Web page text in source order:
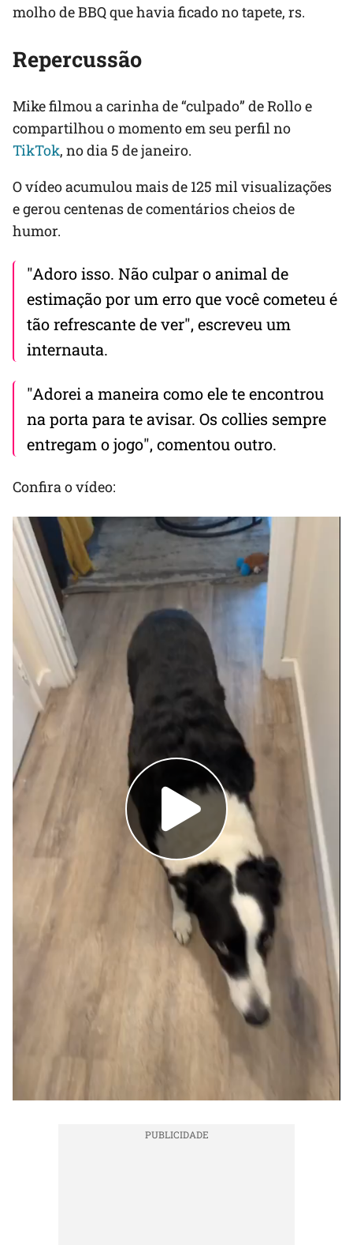
molho de BBQ que havia ficado no tapete, rs.
Repercussão
Mike filmou a carinha de “culpado” de Rollo e
compartilhou o momento em seu perfil no
TikTok, no dia 5 de janeiro.
O vídeo acumulou mais de 125 mil visualizações
e gerou centenas de comentários cheios de
humor.
"Adoro isso. Não culpar o animal de
estimação por um erro que você cometeu é
tão refrescante de ver", escreveu um
internauta.
"Adorei a maneira como ele te encontrou
na porta para te avisar. Os collies sempre
entregam o jogo", comentou outro.
Confira o vídeo: